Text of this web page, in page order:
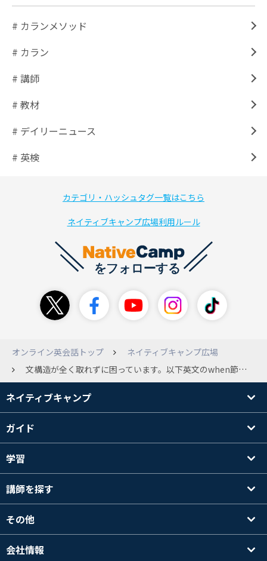
# カランメソッド
# カラン
# 講師
# 教材
# デイリーニュース
# 英検
カテゴリ・ハッシュタグ一覧はこちら
ネイティブキャンプ広場利用ルール
オンライン英会話トップ
ネイティブキャンプ広場
文構造が全く取れずに困っています。以下英文のwhen節以降のSV構造を教えていただけますでしょうか。 In most instances the speech of the first settlers lives on when they come in substantial numbers and people the land with their descendants.
ネイティブキャンプ
ガイド
学習
講師を探す
その他
会社情報